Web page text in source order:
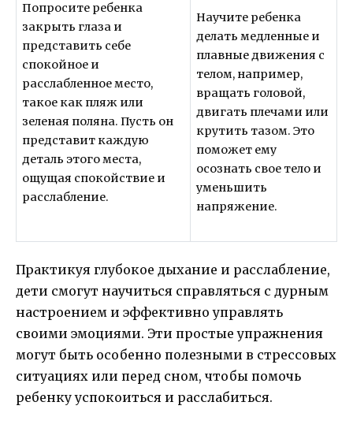
Попросите ребенка
закрыть глаза и
представить себе
спокойное и
расслабленное место,
такое как пляж или
зеленая поляна. Пусть он
представит каждую
деталь этого места,
ощущая спокойствие и
расслабление.
Научите ребенка
делать медленные и
плавные движения с
телом, например,
вращать головой,
двигать плечами или
крутить тазом. Это
поможет ему
осознать свое тело и
уменьшить
напряжение.
Практикуя глубокое дыхание и расслабление,
дети смогут научиться справляться с дурным
настроением и эффективно управлять
своими эмоциями. Эти простые упражнения
могут быть особенно полезными в стрессовых
ситуациях или перед сном, чтобы помочь
ребенку успокоиться и расслабиться.